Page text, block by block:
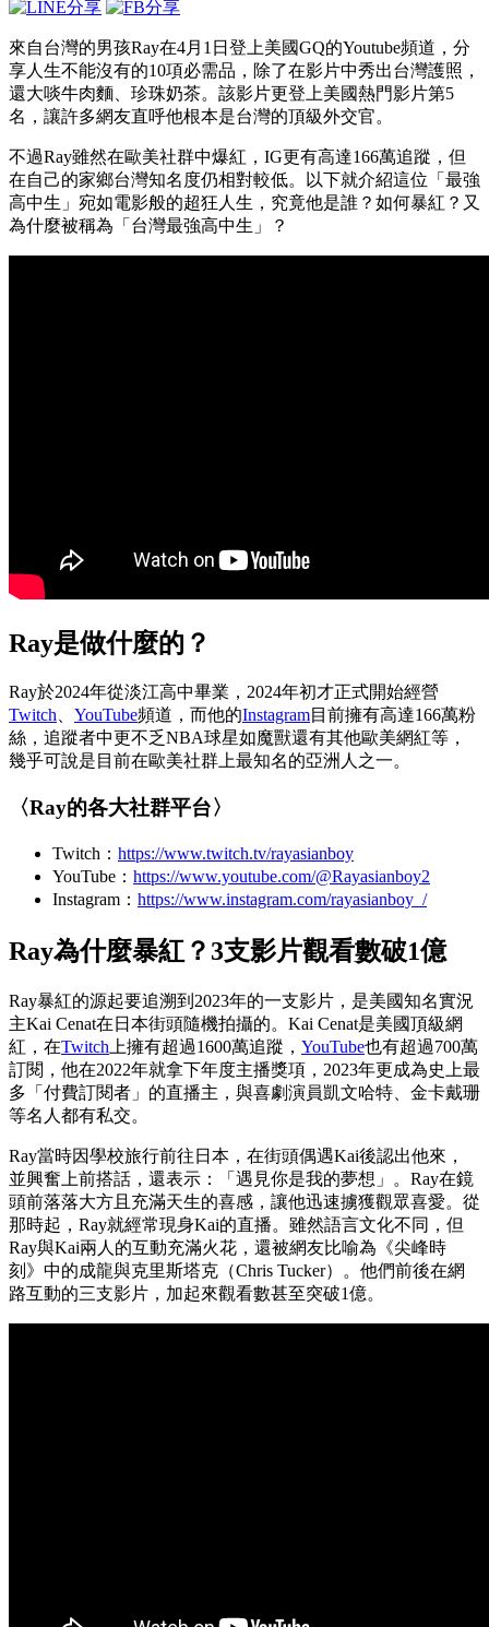
來自台灣的男孩Ray在4月1日登上美國GQ的Youtube頻道，分
享人生不能沒有的10項必需品，除了在影片中秀出台灣護照，
還大啖牛肉麵、珍珠奶茶。該影片更登上美國熱門影片第5
名，讓許多網友直呼他根本是台灣的頂級外交官。
不過Ray雖然在歐美社群中爆紅，IG更有高達166萬追蹤，但
在自己的家鄉台灣知名度仍相對較低。以下就介紹這位「最強
高中生」宛如電影般的超狂人生，究竟他是誰？如何暴紅？又
為什麼被稱為「台灣最強高中生」？
Ray是做什麼的？
Ray於2024年從淡江高中畢業，2024年初才正式開始經營
Twitch、 YouTube頻道，而他的Instagram目前擁有高達166萬粉
絲，追蹤者中更不乏NBA球星如魔獸還有其他歐美網紅等，
幾乎可說是目前在歐美社群上最知名的亞洲人之一。
〈Ray的各大社群平台〉
Twitch： https://www.twitch.tv/rayasianboy
YouTube： https://www.youtube.com/@Rayasianboy2
Instagram： https://www.instagram.com/rayasianboy_/
Ray為什麼暴紅？3支影片觀看數破1億
Ray暴紅的源起要追溯到2023年的一支影片，是美國知名實況
主Kai Cenat在日本街頭隨機拍攝的。Kai Cenat是美國頂級網
紅，在Twitch 上擁有超過1600萬追蹤， YouTube也有超過700萬
訂閱，他在2022年就拿下年度主播獎項，2023年更成為史上最
多「付費訂閱者」的直播主，與喜劇演員凱文哈特、金卡戴珊
等名人都有私交。
Ray當時因學校旅行前往日本，在街頭偶遇Kai後認出他來，
並興奮上前搭話，還表示：「遇見你是我的夢想」。Ray在鏡
頭前落落大方且充滿天生的喜感，讓他迅速擄獲觀眾喜愛。從
那時起，Ray就經常現身Kai的直播。雖然語言文化不同，但
Ray與Kai兩人的互動充滿火花，還被網友比喻為《尖峰時
刻》中的成龍與克里斯塔克（Chris Tucker）。他們前後在網
路互動的三支影片，加起來觀看數甚至突破1億。